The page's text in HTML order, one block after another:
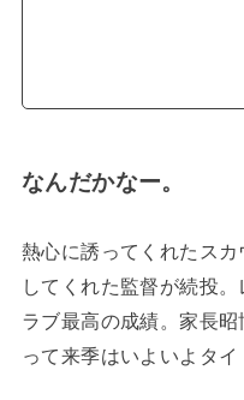
なんだかなー。
熱心に誘ってくれたス
してくれた監督が続投
ラブ最高の成績。家長
って来季はいよいよタイ